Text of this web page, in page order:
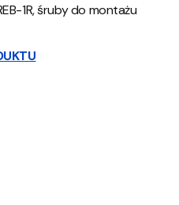
1R, śruby do montażu